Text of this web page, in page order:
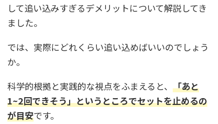
して追い込みすぎるデメリットについて解説してき
ました。
では、実際にどれくらい追い込めばいいのでしょう
か。
科学的根拠と実践的な視点をふまえると、 「あと
1~2回できそう」というところでセットを止めるの
が目安です。